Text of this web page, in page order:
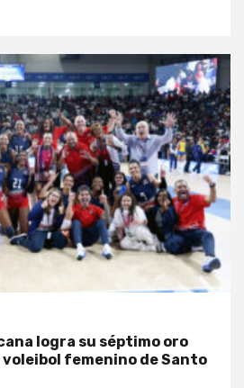
logra su séptimo oro
femenino de Santo